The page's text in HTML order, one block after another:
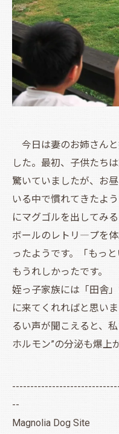
今日は妻のお姉さん
した。最初、子供たち
驚いていましたが、お
いる中で慣れてきたよ
にマグゴルを出してみ
ボールのレトリ―プを
ったようです。「もっ
もうれしかったです。
姪っ子家族には「田舎
に来てくれればと思い
るい声が聞こえると、
ホルモン”の分泌も爆上
--
Magnolia Dog Site